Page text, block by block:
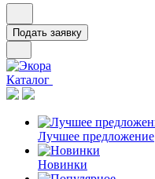
Подать заявку
Каталог
Лучшее предложение
Новинки